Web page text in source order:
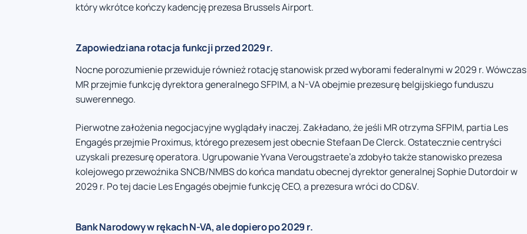
który wkrótce kończy kadencję prezesa Brussels Airport.
Zapowiedziana rotacja funkcji przed 2029 r.
Nocne porozumienie przewiduje również rotację stanowisk przed wyborami federalnymi w 2029 r. Wówczas
MR przejmie funkcję dyrektora generalnego SFPIM, a N-VA obejmie prezesurę belgijskiego funduszu
suwerennego.
Pierwotne założenia negocjacyjne wyglądały inaczej. Zakładano, że jeśli MR otrzyma SFPIM, partia Les
Engagés przejmie Proximus, którego prezesem jest obecnie Stefaan De Clerck. Ostatecznie centryści
uzyskali prezesurę operatora. Ugrupowanie Yvana Verougstraete’a zdobyło także stanowisko prezesa
kolejowego przewoźnika SNCB/NMBS do końca mandatu obecnej dyrektor generalnej Sophie Dutordoir w
2029 r. Po tej dacie Les Engagés obejmie funkcję CEO, a prezesura wróci do CD&V.
Bank Narodowy w rękach N-VA, ale dopiero po 2029 r.